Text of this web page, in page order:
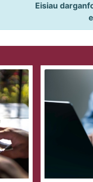
Eisiau